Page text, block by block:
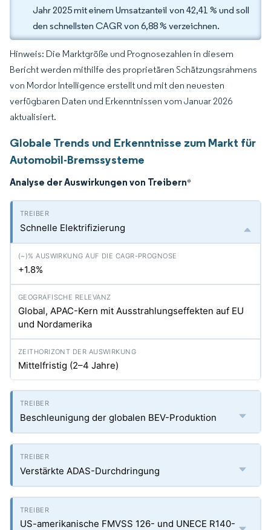
Jahr 2025 mit einem Umsatzanteil von 42,41 % und soll
den schnellsten CAGR von 6,88 % verzeichnen.
Hinweis: Die Marktgröße und Prognosezahlen in diesem
Bericht werden mithilfe des proprietären Schätzungsrahmens
von Mordor Intelligence erstellt und mit den neuesten
verfügbaren Daten und Erkenntnissen vom Januar 2026
aktualisiert.
Globale Trends und Erkenntnisse zum Markt für
Automobil-Bremssysteme
Analyse der Auswirkungen von Treibern*
Schnelle Elektrifizierung
+1.8%
Global, APAC-Kern mit Ausstrahlungseffekten auf EU
und Nordamerika
Mittelfristig (2–4 Jahre)
Beschleunigung der globalen BEV-Produktion
Verstärkte ADAS-Durchdringung
US-amerikanische FMVSS 126- und UNECE R140-